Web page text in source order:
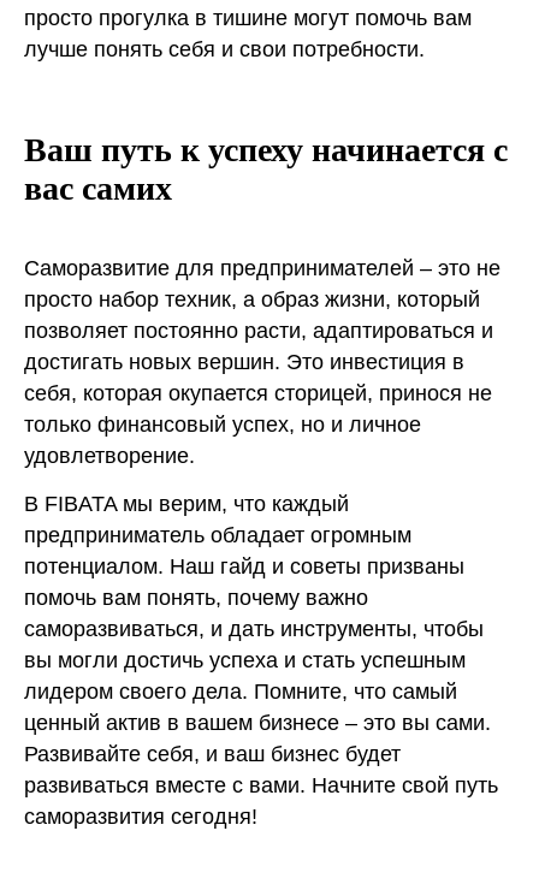
просто прогулка в тишине могут помочь вам
лучше понять себя и свои потребности.
Ваш путь к успеху начинается с
вас самих
Саморазвитие для предпринимателей – это не
просто набор техник, а образ жизни, который
позволяет постоянно расти, адаптироваться и
достигать новых вершин. Это инвестиция в
себя, которая окупается сторицей, принося не
только финансовый успех, но и личное
удовлетворение.
В FIBATA мы верим, что каждый
предприниматель обладает огромным
потенциалом. Наш гайд и советы призваны
помочь вам понять, почему важно
саморазвиваться, и дать инструменты, чтобы
вы могли достичь успеха и стать успешным
лидером своего дела. Помните, что самый
ценный актив в вашем бизнесе – это вы сами.
Развивайте себя, и ваш бизнес будет
развиваться вместе с вами. Начните свой путь
саморазвития сегодня!